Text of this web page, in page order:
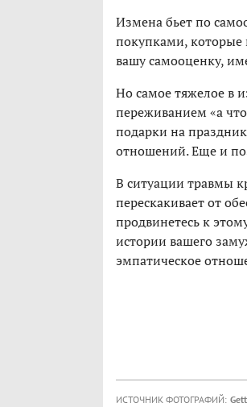
Измена бьет по
покупками, которые
вашу самооценку,
Но самое тяжелое в
переживанием «а
подарки на
отношений. Еще и
В ситуации травмы
перескакивает от
продвинетесь к
истории вашего
эмпатическое
ИСТОЧНИК ФОТОГРАФИЙ: